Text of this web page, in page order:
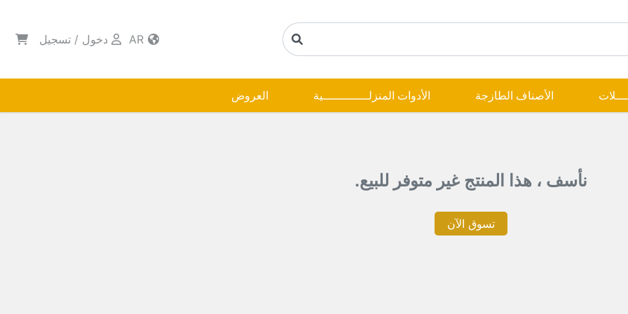
دخول / تسجيل
الأصناف الطازجة الأدوات المنزلـــــــــــــية العروض
نأسف ، هذا المنتج غير متوفر للبيع.
تسوق الآن